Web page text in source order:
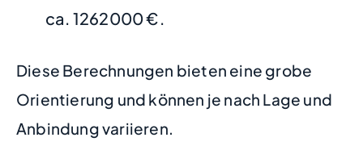
ca. 1262000 €.
Diese Berechnungen bieten eine grobe
Orientierung und können je nach Lage und
Anbindung variieren.